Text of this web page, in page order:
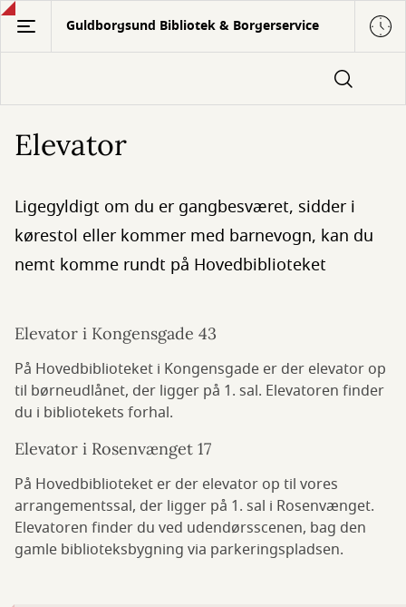
Gå
hovedindhold
Guldborgsund Bibliotek & Borgerservice
Elevator
Ligegyldigt om du er gangbesværet, sidder i
kørestol eller kommer med barnevogn, kan du
nemt komme rundt på Hovedbiblioteket
Elevator i Kongensgade 43
På Hovedbiblioteket i Kongensgade er der elevator op
til børneudlånet, der ligger på 1. sal. Elevatoren finder
du i bibliotekets forhal.
Elevator i Rosenvænget 17
På Hovedbiblioteket er der elevator op til vores
arrangementssal, der ligger på 1. sal i Rosenvænget.
Elevatoren finder du ved udendørsscenen, bag den
gamle biblioteksbygning via parkeringspladsen.